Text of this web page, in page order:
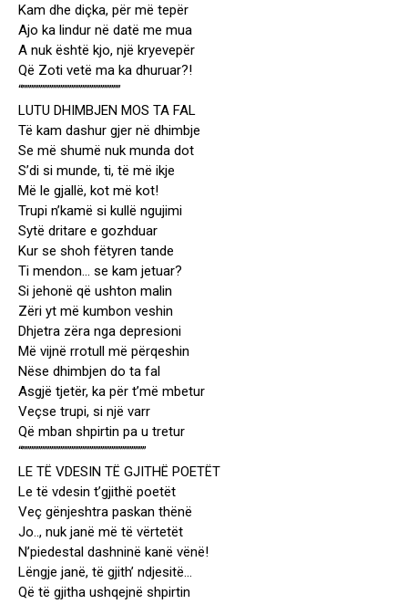
Kam dhe diçka, për më tepër
Ajo ka lindur në datë me mua
A nuk është kjo, një kryevepër
Që Zoti vetë ma ka dhuruar?!
“”””””””””””””””””””””””””””
LUTU DHIMBJEN MOS TA FAL
Të kam dashur gjer në dhimbje
Se më shumë nuk munda dot
S’di si munde, ti, të më ikje
Më le gjallë, kot më kot!
Trupi n’kamë si kullë ngujimi
Sytë dritare e gozhduar
Kur se shoh fëtyren tande
Ti mendon… se kam jetuar?
Si jehonë që ushton malin
Zëri yt më kumbon veshin
Dhjetra zëra nga depresioni
Më vijnë rrotull më përqeshin
Nëse dhimbjen do ta fal
Asgjë tjetër, ka për t’më mbetur
Veçse trupi, si një varr
Që mban shpirtin pa u tretur
“””””””””””””””””””””””””””””””””””
LE TË VDESIN TË GJITHË POETËT
Le të vdesin t’gjithë poetët
Veç gënjeshtra paskan thënë
Jo.., nuk janë më të vërtetët
N’piedestal dashninë kanë vënë!
Lëngje janë, të gjith’ ndjesitë…
Që të gjitha ushqejnë shpirtin